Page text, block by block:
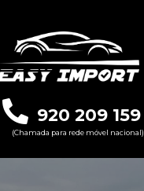
920 209 159
(Chamada para rede móvel nacional)